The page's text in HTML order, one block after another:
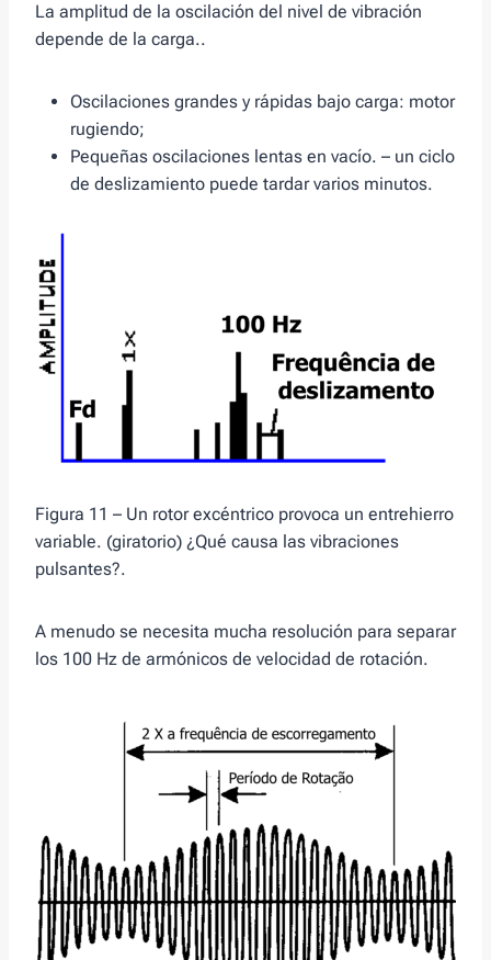
La amplitud de la oscilación del nivel de vibración
depende de la carga..
Oscilaciones grandes y rápidas bajo carga: motor
rugiendo;
Pequeñas oscilaciones lentas en vacío. – un ciclo
de deslizamiento puede tardar varios minutos.
Figura 11 – Un rotor excéntrico provoca un entrehierro
variable. (giratorio) ¿Qué causa las vibraciones
pulsantes?.
A menudo se necesita mucha resolución para separar
los 100 Hz de armónicos de velocidad de rotación.